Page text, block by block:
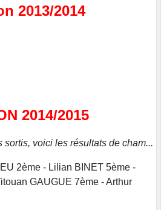
2013/2014
2014/2015
sortis, voici les résultats de cham...
2ème - Lilian BINET 5ème -
GAUGUE 7ème - Arthur